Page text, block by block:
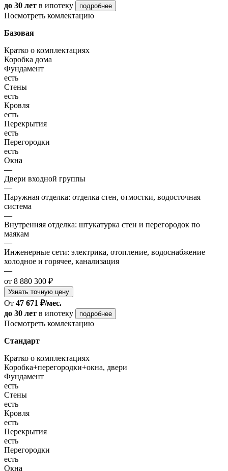
до 30 лет в ипотеку подробнее
Посмотреть комлектацию
Базовая
Кратко о комплектациях
Коробка дома
Фундамент
есть
Стены
есть
Кровля
есть
Перекрытия
есть
Перегородки
есть
Окна
—
Двери входной группы
—
Наружная отделка: отделка стен, отмостки, водосточная
система
—
Внутренняя отделка: штукатурка стен и перегородок по
маякам
—
Инженерные сети: электрика, отопление, водоснабжение
холодное и горячее, канализация
—
от 8 880 300 ₽
Узнать точную цену
От 47 671 ₽/мес.
до 30 лет в ипотеку подробнее
Посмотреть комлектацию
Стандарт
Кратко о комплектациях
Коробка+перегородки+окна, двери
Фундамент
есть
Стены
есть
Кровля
есть
Перекрытия
есть
Перегородки
есть
Окна